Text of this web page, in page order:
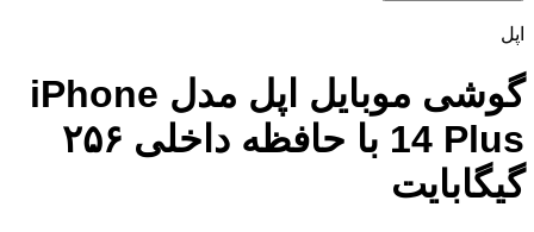
اپل
گوشی موبایل اپل مدل iPhone
14 Plus با حافظه داخلی ۲۵۶
گیگابایت